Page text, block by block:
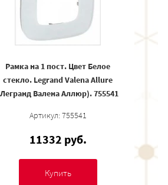
Рамка на 1 пост. Цвет Белое
стекло. Legrand Valena Allure
Валена Аллюр). 755541
Артикул: 755541
11332 руб.
Купить